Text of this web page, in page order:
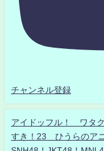
チャンネル登録
アイドッフル！ ワタ
すき！23 ひうらのア